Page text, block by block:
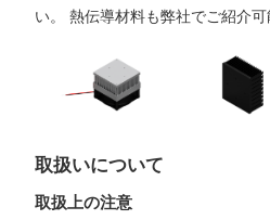
い。 熱伝導材料も弊社でご紹介可
取扱いについて
取扱上の注意